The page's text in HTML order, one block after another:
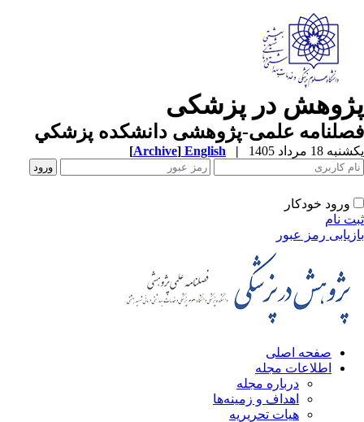
در پزشکی
علمی-پژوهشی دانشکده پزشکي
18 مرداد 1405 |
English
[Archive]
ورود خودکار
نام
رمز عبور
صفحه اصلی
اطلاعات مجله
درباره مجله
اهداف و زمینه‌ها
هیات تحریریه